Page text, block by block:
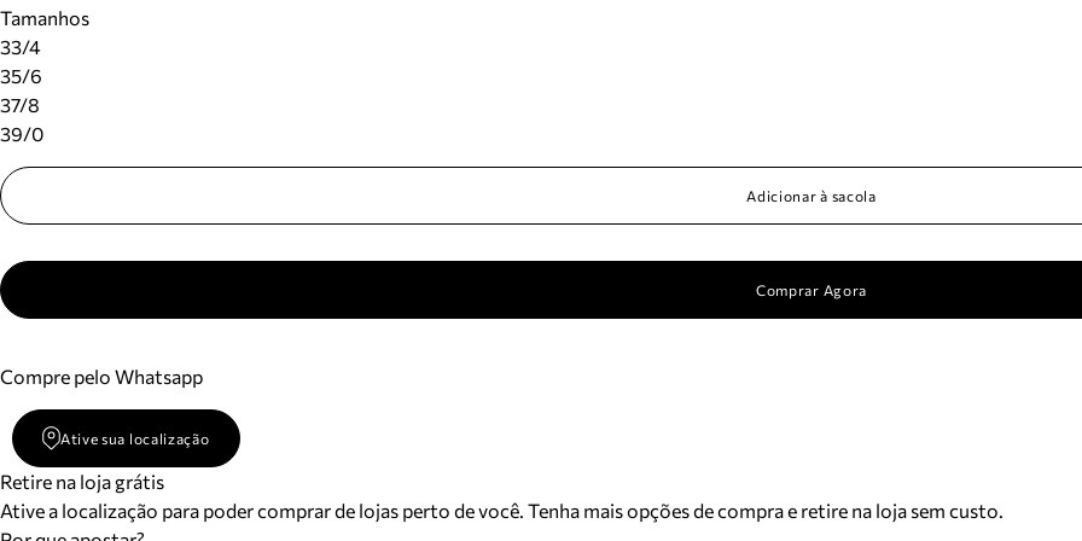
Tamanhos
33/4
35/6
37/8
39/0
Adicionar à sacola
Comprar Agora
Compre pelo Whatsapp
Ative sua localização
Retire na loja grátis
Ative a localização para poder comprar de lojas perto de você. Tenha mais opções de compra e retire na loja sem custo.